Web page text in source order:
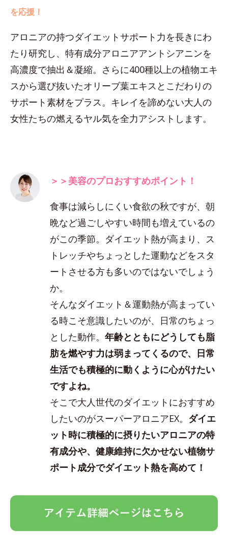
を応援！
アロニアの持つダイエットサポート力を長きにわ
たり研究し、特有成分アロニアアントシアニンを
高濃度で抽出＆凝縮。さらに400種以上の植物エキ
スから選び抜いたオリーブ葉エキスとこだわりの
サポート素材をプラス。キレイを諦めない大人の
女性たちの燃えるヤル気を全力アシストします。
＞＞美容のプロおすすめポイント！
食事は減らしにくい食欲の秋ですが、朝
晩など過ごしやすい時間も増えているの
がこの季節。ダイエット熱が高まり、ス
トレッチやちょっとした運動などをスタ
ートさせる方も多いのではないでしょう
か。
そんなダイエット＆運動熱が高まってい
る時こそ意識したいのが、日常のちょっ
とした動作。年齢とともにどうしても脂
肪を燃やす力は弱まってくるので、日常
生活でも積極的に動くように心がけたい
ですよね。
そこで大人世代のダイエットにおすすめ
したいのがスーパーアロニアEX。 ダイエ
ット時に積極的に摂りたいアロニアの特
有成分や、健康維持に欠かせない植物サ
ポート成分でダイエット熱を高めて！